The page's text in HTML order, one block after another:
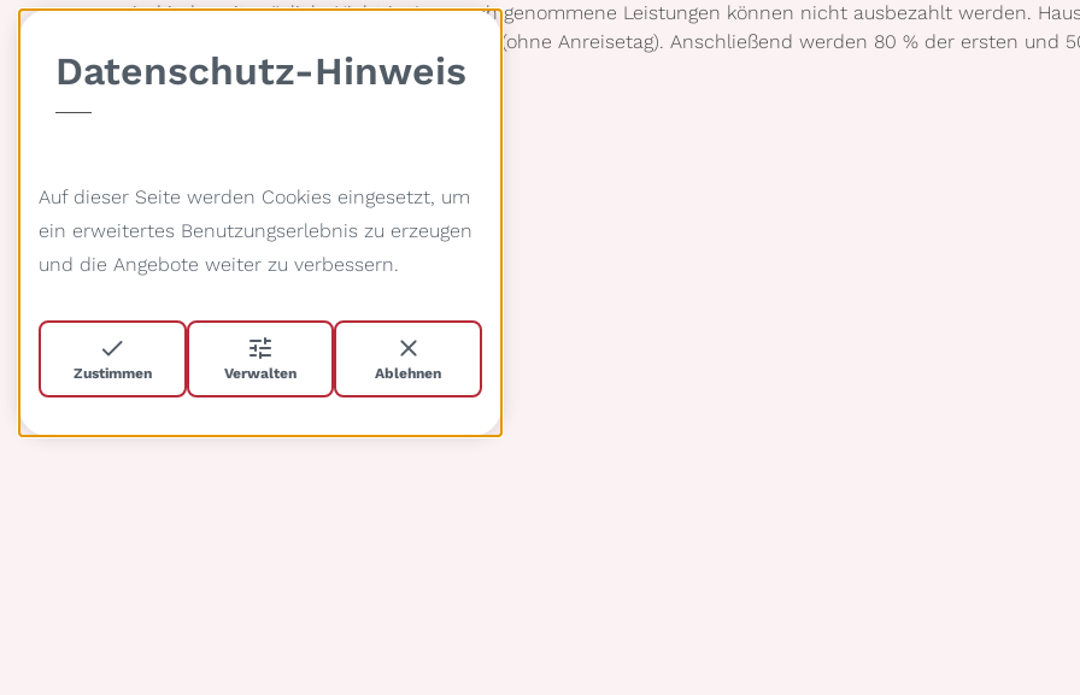
Datenschutz-Hinweis
Auf dieser Seite werden Cookies eingesetzt, um
ein erweitertes Benutzungserlebnis zu erzeugen
und die Angebote weiter zu verbessern.
Zustimmen Verwalten Ablehnen
sind jederzeit möglich. Nicht in Anspruch genommene Leistungen können nicht ausbezahlt werden.
zu sieben Tage vor der Anreise kostenfrei (ohne Anreisetag). Anschließend werden 80 % der ersten und